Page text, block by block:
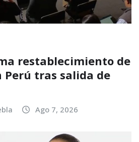
restablecimiento de
Perú tras salida de
Ago 7, 2026